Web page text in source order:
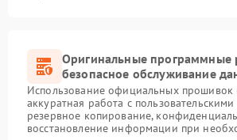
Оригинальные программные
безопасное обслуживание
Использование официальных прошивок
аккуратная работа с
резервное копирование,
восстановление информации при